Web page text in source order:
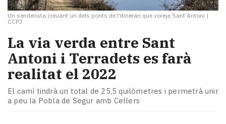
Un senderista creuant un dels ponts de l'itinerari que voreja Sant Antoni |
CCPJ
La via verda entre Sant
Antoni i Terradets es farà
realitat el 2022
El camí tindrà un total de 25,5 quilòmetres i permetrà unir
a peu la Pobla de Segur amb Cellers